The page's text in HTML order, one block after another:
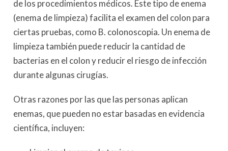
de los procedimientos médicos. Este tipo de enema
(enema de limpieza) facilita el examen del colon para
ciertas pruebas, como B. colonoscopia. Un enema de
limpieza también puede reducir la cantidad de
bacterias en el colon y reducir el riesgo de infección
durante algunas cirugías.
Otras razones por las que las personas aplican
enemas, que pueden no estar basadas en evidencia
científica, incluyen: